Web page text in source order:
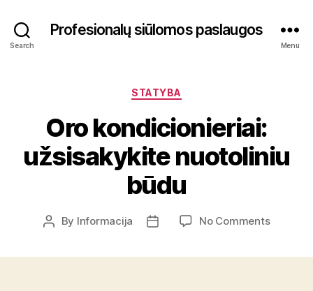
Search
Profesionalų siūlomos paslaugos
Menu
Categories
STATYBA
Oro kondicionieriai:
užsisakykite nuotoliniu
būdu
Post
By Informacija
Post
No Commentson